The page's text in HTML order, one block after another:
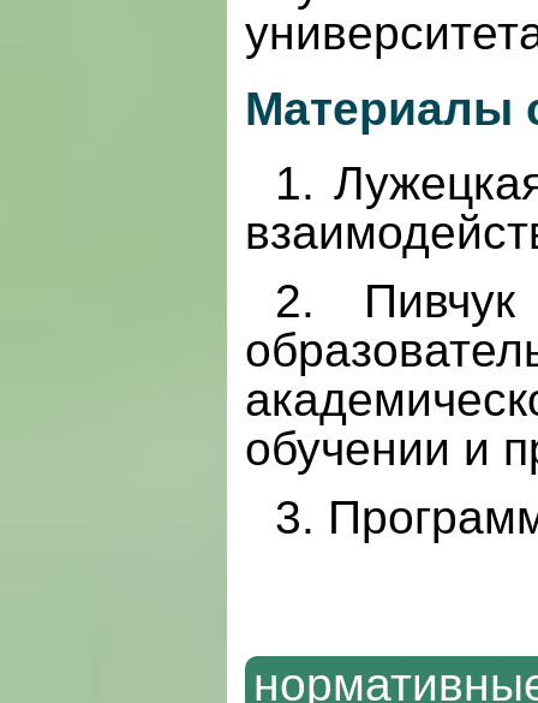
Материалы
1.
2.
обучении и
3.